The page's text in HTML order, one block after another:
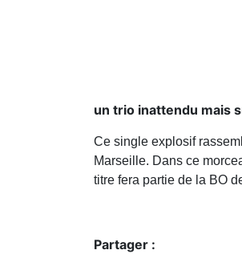
un trio inattendu mais
Ce single explosif
Marseille. Dans ce
titre fera partie de la BO
Partager :